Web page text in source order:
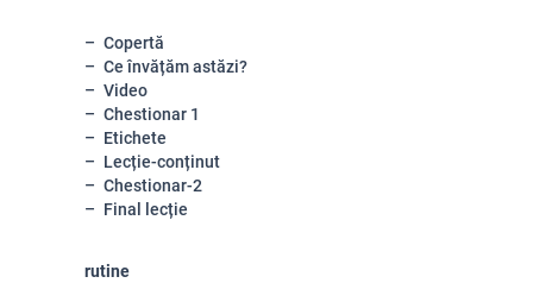
Copertă
Ce învățăm astăzi?
Video
Chestionar 1
Etichete
Lecție-conținut
Chestionar-2
Final lecție
rutine